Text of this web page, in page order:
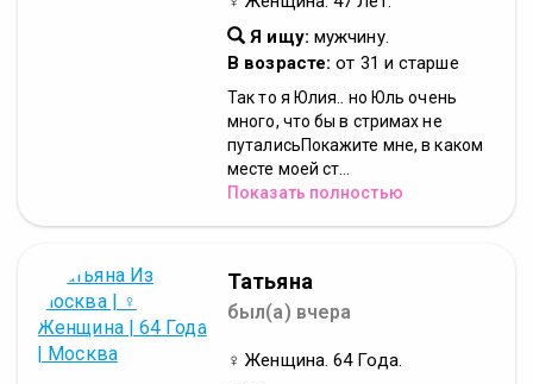
Я ищу: мужчину.
В возрасте: от 31 и старше
Так то я Юлия.. но Юль очень
много, что бы в стримах не
путалисьПокажите мне, в каком
месте моей ст...
Показать полностью
Татьяна
был(а) вчера
♀ Женщина. 64 Года.